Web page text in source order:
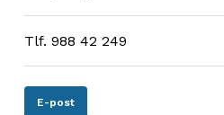
Tlf. 988 42 249
E-post